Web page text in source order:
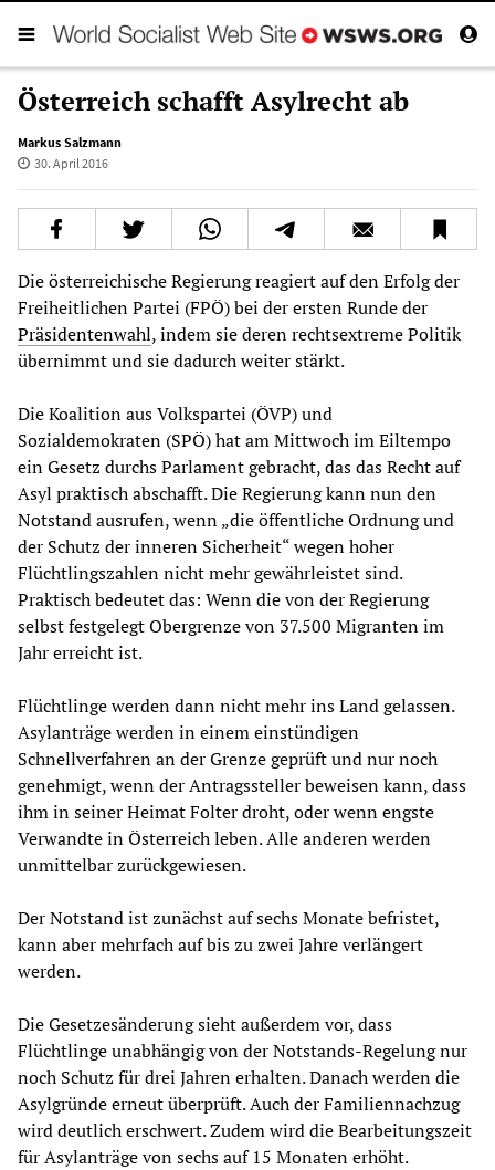
Österreich schafft Asylrecht ab
Markus Salzmann
30. April 2016
Die österreichische Regierung reagiert auf den Erfolg der
Freiheitlichen Partei (FPÖ) bei der ersten Runde der
Präsidentenwahl, indem sie deren rechtsextreme Politik
übernimmt und sie dadurch weiter stärkt.
Die Koalition aus Volkspartei (ÖVP) und
Sozialdemokraten (SPÖ) hat am Mittwoch im Eiltempo
ein Gesetz durchs Parlament gebracht, das das Recht auf
Asyl praktisch abschafft. Die Regierung kann nun den
Notstand ausrufen, wenn „die öffentliche Ordnung und
der Schutz der inneren Sicherheit“ wegen hoher
Flüchtlingszahlen nicht mehr gewährleistet sind.
Praktisch bedeutet das: Wenn die von der Regierung
selbst festgelegt Obergrenze von 37.500 Migranten im
Jahr erreicht ist.
Flüchtlinge werden dann nicht mehr ins Land gelassen.
Asylanträge werden in einem einstündigen
Schnellverfahren an der Grenze geprüft und nur noch
genehmigt, wenn der Antragssteller beweisen kann, dass
ihm in seiner Heimat Folter droht, oder wenn engste
Verwandte in Österreich leben. Alle anderen werden
unmittelbar zurückgewiesen.
Der Notstand ist zunächst auf sechs Monate befristet,
kann aber mehrfach auf bis zu zwei Jahre verlängert
werden.
Die Gesetzesänderung sieht außerdem vor, dass
Flüchtlinge unabhängig von der Notstands-Regelung nur
noch Schutz für drei Jahren erhalten. Danach werden die
Asylgründe erneut überprüft. Auch der Familiennachzug
wird deutlich erschwert. Zudem wird die Bearbeitungszeit
für Asylanträge von sechs auf 15 Monaten erhöht.